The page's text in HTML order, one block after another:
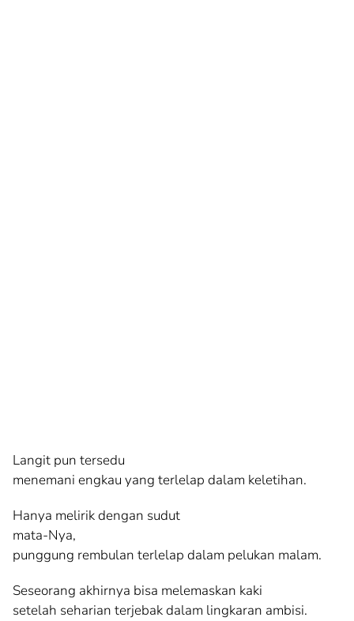
Langit pun tersedu
menemani engkau yang terlelap dalam keletihan.
Hanya melirik dengan sudut
mata-Nya,
punggung rembulan terlelap dalam pelukan malam.
Seseorang akhirnya bisa melemaskan kaki
setelah seharian terjebak dalam lingkaran ambisi.